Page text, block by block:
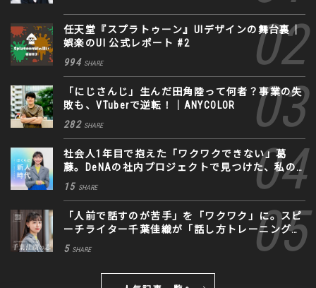
任天堂『スプラトゥーン』UIデザインの舞台裏｜
娯楽のUI 公式レポート #2
994 SHARE
「にじさんじ」生んだ田角陸って何者？事業の失
敗も、VTuberで逆転！｜ANYCOLOR
282 SHARE
社会人1年目で抱えた「ワクワクできない」葛
藤。DeNAの社内プロジェクトで見つけた、私の
生きる道
15 SHARE
「人前で話すのが苦手」を「ワクワク」に。スピ
ーチライター千葉佳織が「話し方トレーニング」
に込めた思い
5 SHARE